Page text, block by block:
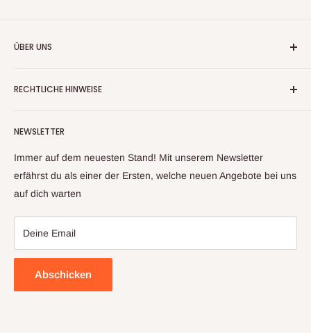
ÜBER UNS
Lieferantennetzwerk, können wir ihnen ein großes Sortiment
an Artikeln anbieten. Sollte sich trotz sorgfältiger Prüfung mal
ein Artikel zu ihnen auf den Weg gemacht haben, welcher
nicht ihren Erwartungen entspricht, kontaktieren sie uns bitte
RECHTLICHE HINWEISE
Impressum
Datenschutzerklärung
Widerrufsbelehrung & Widerrufsformula
Allgemeine Geschäftsbedingungen
NEWSLETTER
Immer auf dem neuesten Stand! Mit unserem Newsletter
erfährst du als einer der Ersten, welche neuen Angebote bei uns
auf dich warten
Deine Email
Abschicken